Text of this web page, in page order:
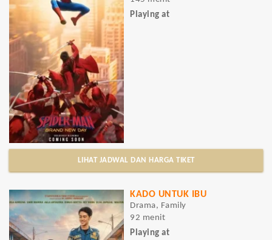
Playing at
LIHAT JADWAL DAN HARGA TIKET
KADO UNTUK IBU
Drama, Family
92 menit
Playing at